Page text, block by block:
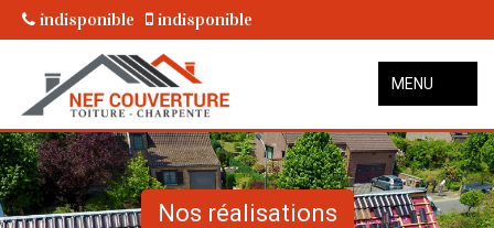
indisponible indisponible
MENU
Nos réalisations